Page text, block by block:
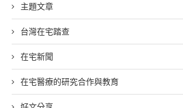
主題文章
台灣在宅踏查
在宅新聞
在宅醫療的研究合作與教育